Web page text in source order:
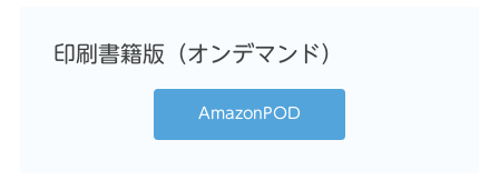
印刷書籍版（オンデマンド）
AmazonPOD